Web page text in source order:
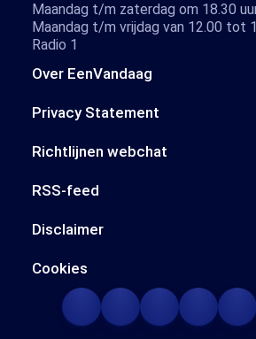
Over EenVandaag
Privacy Statement
Richtlijnen webchat
RSS-feed
Disclaimer
Cookies
Maandag t/m zaterdag om 18.30
Maandag t/m vrijdag van 12.00 tot
Radio 1